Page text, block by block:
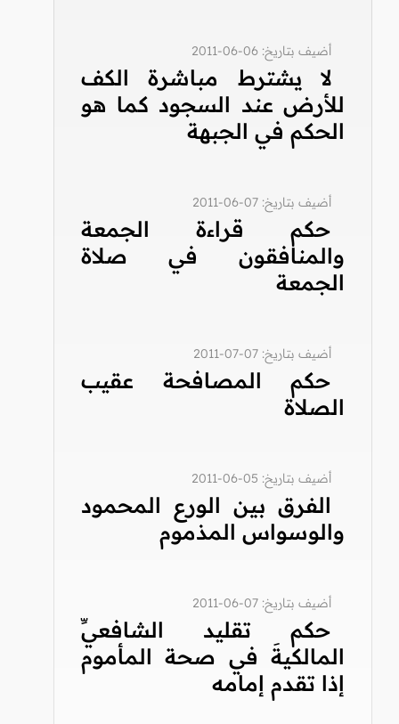
أضيف بتاريخ: 06-06-2011
لا يشترط مباشرة الكف
للأرض عند السجود كما هو
الحكم في الجبهة
أضيف بتاريخ: 07-06-2011
حكم قراءة الجمعة
والمنافقون في صلاة
الجمعة
أضيف بتاريخ: 07-07-2011
حكم المصافحة عقيب
الصلاة
أضيف بتاريخ: 05-06-2011
الفرق بين الورع المحمود
والوسواس المذموم
أضيف بتاريخ: 07-06-2011
حكم تقليد الشافعيِّ
المالكيةَ في صحة المأموم
إذا تقدم إمامه